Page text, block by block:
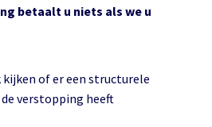
betaalt u niets als we u
of er een structurele
verstopping heeft